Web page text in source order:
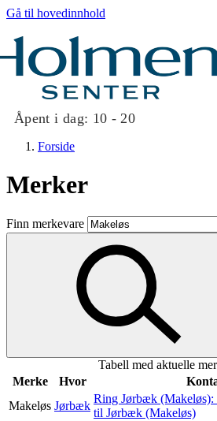
Gå til hovedinnhold
Åpent i dag: 10 - 20
Butikker
Mat og drikke
Aktiviteter
Inspirasjon
Forside
Merker
Finn merkevare
Tabell med aktuelle
Merke
Hvor
Makeløs Jørbæk
Ring Jørbæk (Makeløs):
til Jørbæk (Makeløs)